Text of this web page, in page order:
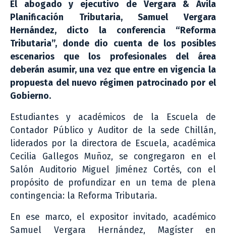
El abogado y ejecutivo de Vergara & Ávila
Planificación Tributaria, Samuel Vergara
Hernández, dicto la conferencia “Reforma
Tributaria”, donde dio cuenta de los posibles
escenarios que los profesionales del área
deberán asumir, una vez que entre en vigencia la
propuesta del nuevo régimen patrocinado por el
Gobierno.
Estudiantes y académicos de la Escuela de
Contador Público y Auditor de la sede Chillán,
liderados por la directora de Escuela, académica
Cecilia Gallegos Muñoz, se congregaron en el
Salón Auditorio Miguel Jiménez Cortés, con el
propósito de profundizar en un tema de plena
contingencia: la Reforma Tributaria.
En ese marco, el expositor invitado, académico
Samuel Vergara Hernández, Magíster en